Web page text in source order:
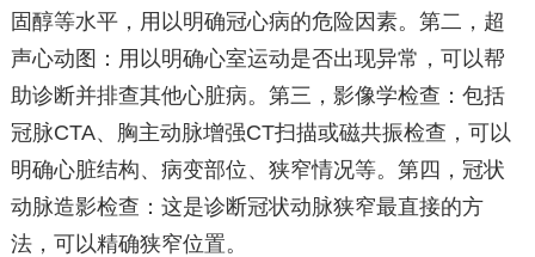
固醇等水平，用以明确冠心病的危险因素。第二，超
声心动图：用以明确心室运动是否出现异常，可以帮
助诊断并排查其他心脏病。第三，影像学检查：包括
冠脉CTA、胸主动脉增强CT扫描或磁共振检查，可以
明确心脏结构、病变部位、狭窄情况等。第四，冠状
动脉造影检查：这是诊断冠状动脉狭窄最直接的方
法，可以精确狭窄位置。